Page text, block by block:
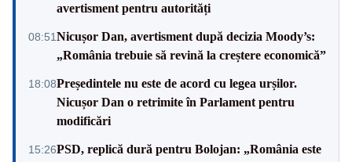
avertisment pentru autorități
08:51Nicușor Dan, avertisment după decizia Moody’s:
„România trebuie să revină la creștere economică”
18:08Președintele nu este de acord cu legea urșilor.
Nicușor Dan o retrimite în Parlament pentru
modificări
15:26PSD, replică dură pentru Bolojan: „România este